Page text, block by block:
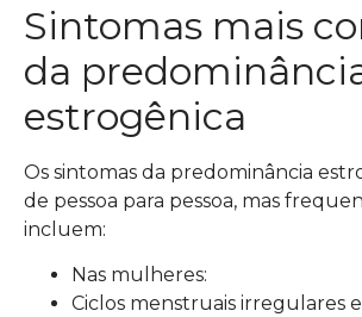
Sintomas mais
da
estrogênica
Os sintomas da predominância
de pessoa para pessoa, mas
incluem:
Nas mulheres:
Ciclos menstruais irregulares